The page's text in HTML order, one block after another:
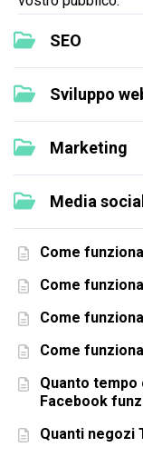
SEO
Sviluppo
Marketing
Media
Come
Come
Come
Come
Quanto tempo
Facebook
Quanti negozi